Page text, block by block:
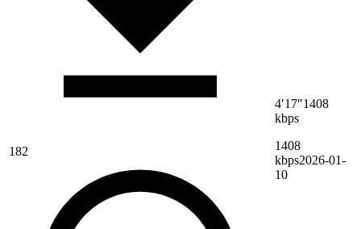
182
4′17″1408
kbps
1408
kbps2026-01-
10